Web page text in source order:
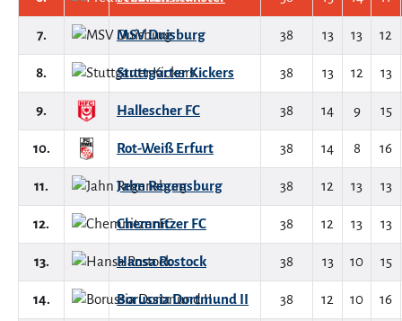
7. MSV Duisburg 38 13 13 12
8. Stuttgarter Kickers 38 13 12 13
9. Hallescher FC 38 14 9 15
10. Rot-Weiß Erfurt 38 14 8 16
11. Jahn Regensburg 38 12 13 13
12. Chemnitzer FC 38 12 13 13
13. Hansa Rostock 38 13 10 15
14. Borussia Dortmund II 38 12 10 16